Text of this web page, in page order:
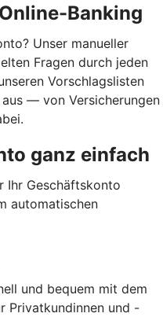
Banking
Unser manueller
Fragen durch jeden
Vorschlagslisten
— von Versicherungen
ganz einfach
Ihr Geschäftskonto
automatischen
und bequem mit dem
Privatkundinnen und -